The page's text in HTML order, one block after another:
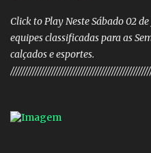
Click to Play Neste Sábado 02
equipes classificadas para as
calçados e esportes.
dos Santos Veículo: Rádio 730